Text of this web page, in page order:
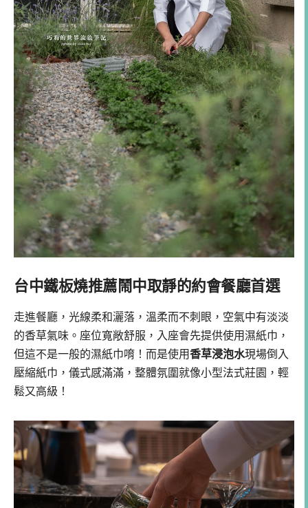
台中鐵板燒推薦鬧中取靜的約會餐廳首選
走進餐廳，光線柔和灑落，溫柔而不刺眼，空氣中有淡淡
的香草氣味。座位寬敞舒服，入座會先提供使用濕紙巾，
但這不是一般的濕紙巾唷！而是使用香草浸泡水現場倒入
壓縮紙巾，儀式感滿滿，整體氛圍就像小型法式莊園，輕
鬆又高級！